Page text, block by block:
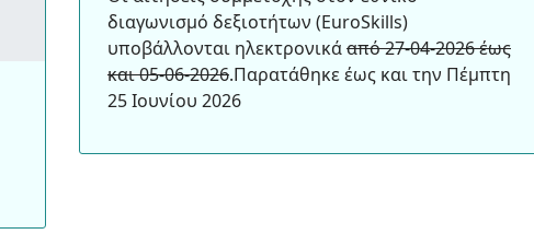
διαγωνισμό δεξιοτήτων (EuroSkills)
υποβάλλονται ηλεκτρονικάαπό 27-04-2026 έως
και 05-06-2026.Παρατάθηκε έως και την Πέμπτη
25 Ιουνίου 2026